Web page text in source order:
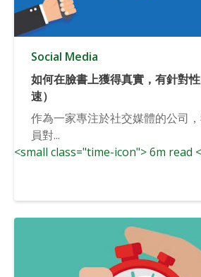
Social Media
如何在臉書上獲得真實，有針對
速）
作為一家專注於社交媒體的公司
員對...
<small class="time-icon"> 6m read